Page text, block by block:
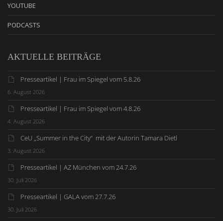
YOUTUBE
PODCASTS
AKTUELLE BEITRÄGE
Presseartikel | Frau im Spiegel vom 5.8.26
6. August 2026
Presseartikel | Frau im Spiegel vom 4.8.26
4. August 2026
CeU „Summer in the City“ mit der Autorin Tamara Dietl
3. August 2026
Presseartikel | AZ München vom 24.7.26
30. Juli 2026
Presseartikel | GALA vom 27.7.26
30. Juli 2026